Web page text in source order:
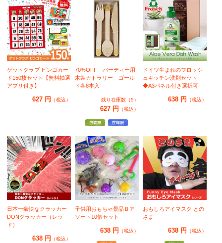
ゲットクラブ ビンゴカー
ド150枚セット【無料抽選
アプリ付き】
627 円 （税込）
70%OFF パーティー用
木製カトラリー ゴール
ド各8本入
残り在庫数（5）
627 円 （税込）
ドイツ生まれのフロッシ
ュキッチン洗剤セット
◆A3パネル付き選択可
638 円 （税込）
日本一豪快なクラッカー
DONクラッカー（レッ
ド）
638 円 （税込）
子供用おもちゃ景品Ｂア
ソート10個セット
638 円 （税込）
おもしろアイマスク との
さま
638 円 （税込）